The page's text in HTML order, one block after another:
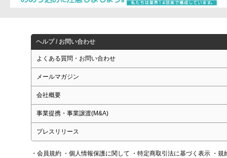
ヘルプ / お問い合わせ
よくある質問・お問い合わせ
メールマガジン
会社概要
事業提携・事業譲渡(M&A)
プレスリリース
・会員規約 ・個人情報保護に関して ・特定商取引法に基づく表示 ・規